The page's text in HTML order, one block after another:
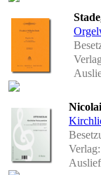
Verlag: